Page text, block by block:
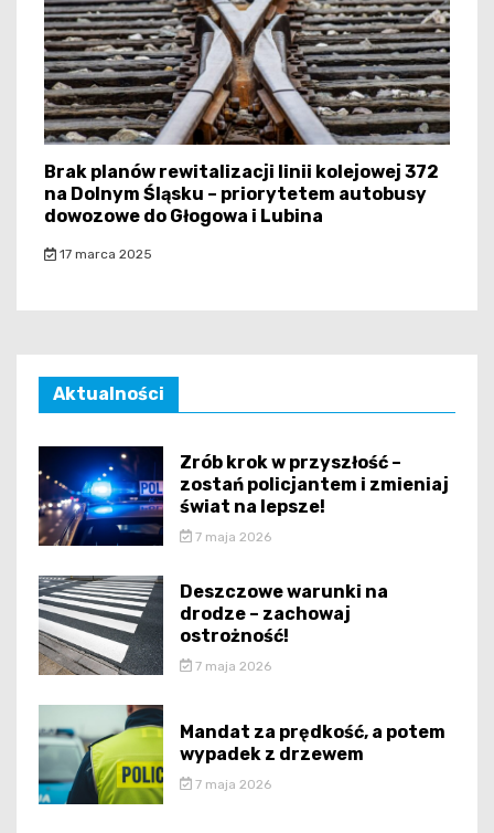
Brak planów rewitalizacji linii kolejowej 372
na Dolnym Śląsku – priorytetem autobusy
dowozowe do Głogowa i Lubina
17 marca 2025
Aktualności
Zrób krok w przyszłość –
zostań policjantem i zmieniaj
świat na lepsze!
7 maja 2026
Deszczowe warunki na
drodze – zachowaj
ostrożność!
7 maja 2026
Mandat za prędkość, a potem
wypadek z drzewem
7 maja 2026